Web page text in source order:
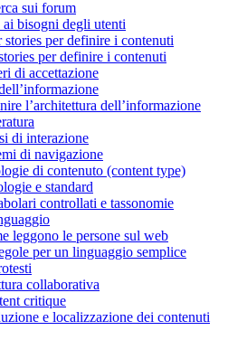
sui forum
bisogni degli utenti
stories per definire i contenuti
per definire i contenuti
di accettazione
l’architettura dell’informazione
di interazione
di navigazione
di contenuto (content type)
e standard
controllati e tassonomie
leggono le persone sul web
per un linguaggio semplice
collaborativa
critique
e localizzazione dei contenuti